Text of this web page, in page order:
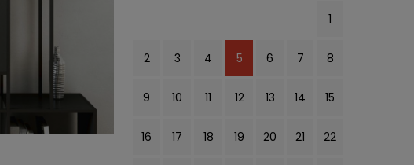
1
2 3 4 5 6 7 8
9 10 11 12 13 14 15
16 17 18 19 20 21 22